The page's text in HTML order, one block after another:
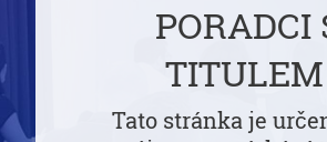
PORADCI
TITULEM
Tato stránka je